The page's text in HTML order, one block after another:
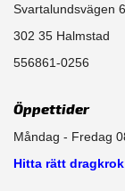
Svartalundsvägen 6
302 35 Halmstad
556861-0256
Öppettider
Måndag - Fredag
Hitta rätt